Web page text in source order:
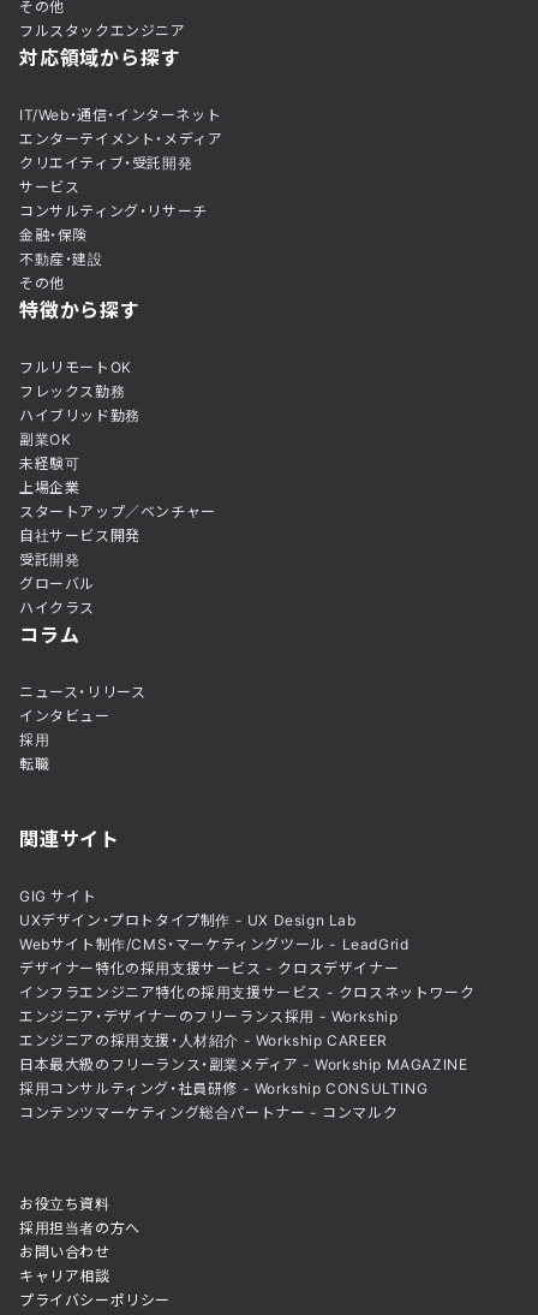
その他
フルスタックエンジニア
対応領域から探す
IT/Web・通信・インターネット
エンターテイメント・メディア
クリエイティブ・受託開発
サービス
コンサルティング・リサーチ
金融・保険
不動産・建設
その他
特徴から探す
フルリモートOK
フレックス勤務
ハイブリッド勤務
副業OK
未経験可
上場企業
スタートアップ／ベンチャー
自社サービス開発
受託開発
グローバル
ハイクラス
コラム
ニュース・リリース
インタビュー
採用
転職
関連サイト
GIG サイト
UXデザイン・プロトタイプ制作 - UX Design Lab
Webサイト制作/CMS・マーケティングツール - LeadGrid
デザイナー特化の採用支援サービス - クロスデザイナー
インフラエンジニア特化の採用支援サービス - クロスネットワーク
エンジニア・デザイナーのフリーランス採用 - Workship
エンジニアの採用支援・人材紹介 - Workship CAREER
日本最大級のフリーランス・副業メディア - Workship MAGAZINE
採用コンサルティング・社員研修 - Workship CONSULTING
コンテンツマーケティング総合パートナー - コンマルク
お役立ち資料
採用担当者の方へ
お問い合わせ
キャリア相談
プライバシーポリシー